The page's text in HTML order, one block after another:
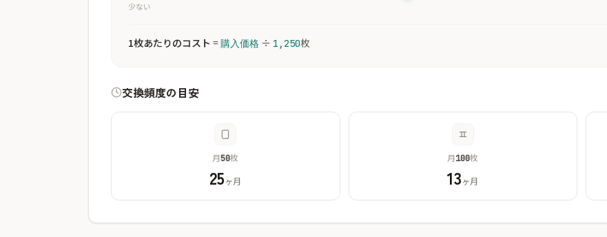
少ない
1枚あたりのコスト =購入価格 ÷ 1,250枚
交換頻度の目安
月50枚
25ヶ月
月100枚
13ヶ月